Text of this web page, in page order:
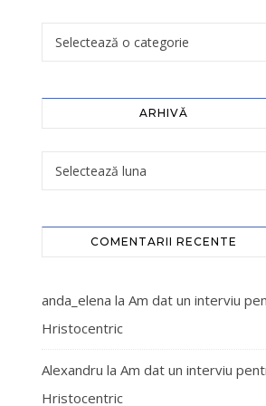
ARHIVĂ
COMENTARII RECENTE
anda_elena la Am dat un interviu
Hristocentric
Alexandru la Am dat un interviu
Hristocentric